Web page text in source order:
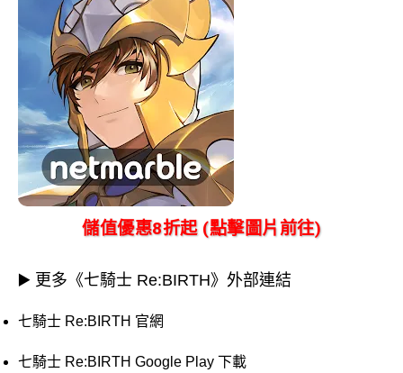
儲值優惠8折起 (點擊圖片前往)
▶️ 更多《七騎士 Re:BIRTH》外部連結
七騎士 Re:BIRTH 官網
七騎士 Re:BIRTH Google Play 下載